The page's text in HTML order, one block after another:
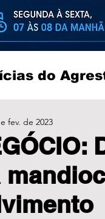
do
fev. de 2023